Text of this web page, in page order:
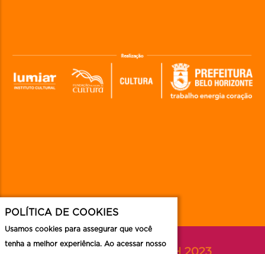
Acompanhe o FAN BH 2023
POLÍTICA DE COOKIES
Usamos cookies para assegurar que você
tenha a melhor experiência. Ao acessar nosso